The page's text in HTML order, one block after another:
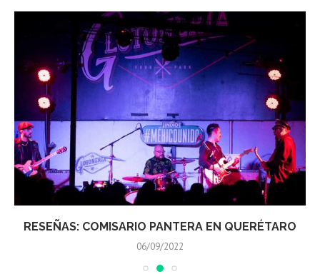
RESEÑAS: COMISARIO PANTERA EN QUERÉTARO
06/09/2022